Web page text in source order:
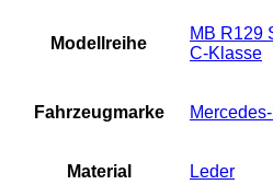
Modellreihe
MB R129
C-Klasse
Fahrzeugmarke
Material Leder